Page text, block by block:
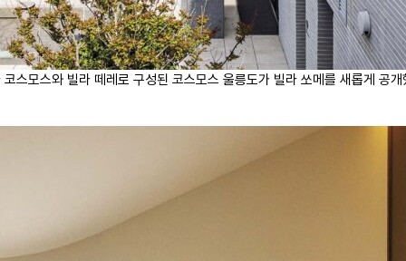
코스모스와 빌라 떼레로 구성된 코스모스 울릉도가 빌라 쏘메를 새롭게 공개